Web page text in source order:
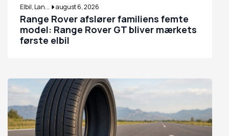
Elbil, Lan... august 6, 2026
Range Rover afslører familiens femte
model: Range Rover GT bliver mærkets
første elbil